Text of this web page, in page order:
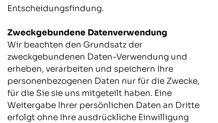
Entscheidungsfindung.
Zweckgebundene Datenverwendung
Wir beachten den Grundsatz der
zweckgebundenen Daten-Verwendung und
erheben, verarbeiten und speichern Ihre
personenbezogenen Daten nur für die Zwecke,
für die Sie sie uns mitgeteilt haben. Eine
Weitergabe Ihrer persönlichen Daten an Dritte
erfolgt ohne Ihre ausdrückliche Einwilligung